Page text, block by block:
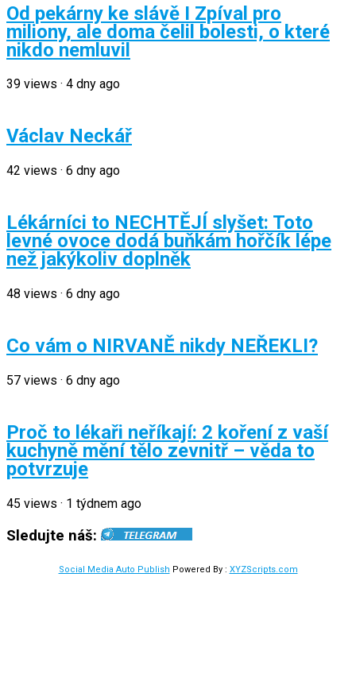
Od pekárny ke slávě I Zpíval pro
miliony, ale doma čelil bolesti, o které
nikdo nemluvil
39 views · 4 dny ago
Václav Neckář
42 views · 6 dny ago
Lékárníci to NECHTĚJÍ slyšet: Toto
levné ovoce dodá buňkám hořčík lépe
než jakýkoliv doplněk
48 views · 6 dny ago
Co vám o NIRVANĚ nikdy NEŘEKLI?
57 views · 6 dny ago
Proč to lékaři neříkají: 2 koření z vaší
kuchyně mění tělo zevnitř – věda to
potvrzuje
45 views · 1 týdnem ago
Sledujte náš:
Social Media Auto Publish Powered By : XYZScripts.com